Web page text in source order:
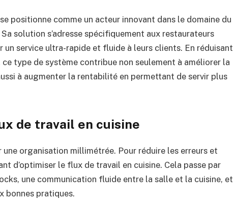
se positionne comme un acteur innovant dans le domaine du
solution s’adresse spécifiquement aux restaurateurs
un service ultra-rapide et fluide à leurs clients. En réduisant
type de système contribue non seulement à améliorer la
à augmenter la rentabilité en permettant de servir plus
de travail en cuisine
une organisation millimétrée. Pour réduire les erreurs et
d’optimiser le flux de travail en cuisine. Cela passe par
une communication fluide entre la salle et la cuisine, et
bonnes pratiques.